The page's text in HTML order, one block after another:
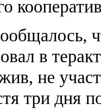
в
не
три дня